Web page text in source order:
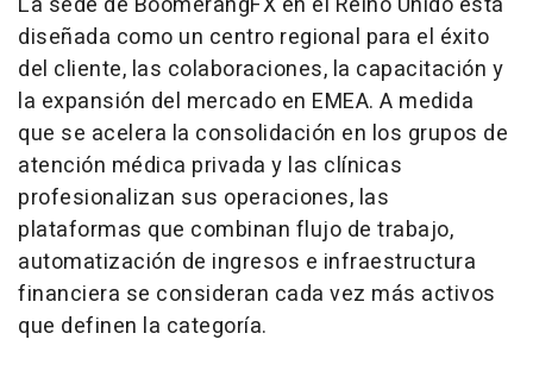
diseñada como un centro regional para el éxito
del cliente, las colaboraciones, la capacitación y
la expansión del mercado en EMEA. A medida
que se acelera la consolidación en los grupos de
atención médica privada y las clínicas
profesionalizan sus operaciones, las
plataformas que combinan flujo de trabajo,
automatización de ingresos e infraestructura
financiera se consideran cada vez más activos
que definen la categoría.